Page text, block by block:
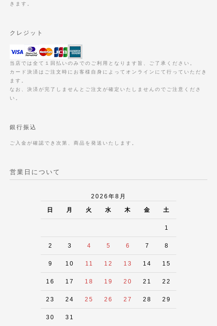
きます。
クレジット
当店では全て１回払いのみでのご利用となります旨、ご了承ください。
カード決済はご注文時にお客様自身によってオンラインにて行っていただき
ます。
なお、決済が完了しませんとご注文が確定いたしませんのでご注意くださ
い。
銀行振込
ご入金が確認でき次第、商品を発送いたします。
営業日について
2026年8月
日 月 火 水 木 金 土
1
2 3 4 5 6 7 8
9 10 11 12 13 14 15
16 17 18 19 20 21 22
23 24 25 26 27 28 29
30 31